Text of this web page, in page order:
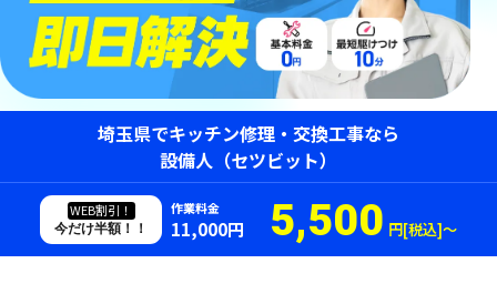
埼玉県でキッチン修理・交換工事なら
設備人（セツビット）
WEB割引！
今だけ半額！！
作業料金
11,000円 5,500 円[税込]〜